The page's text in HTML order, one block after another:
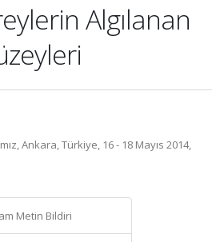
Algılanan
Ankara, Türkiye, 16 - 18 Mayıs 2014,
Metin Bildiri